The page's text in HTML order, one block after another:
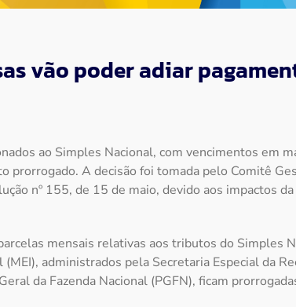
vão poder adiar
ao Simples Nacional, com vencimentos em
prorrogado. A decisão foi tomada pelo Comitê
nº 155, de 15 de maio, devido aos impactos da
mensais relativas aos tributos do Simples
administrados pela Secretaria Especial da
da Fazenda Nacional (PGFN), ficam